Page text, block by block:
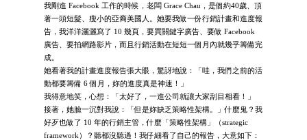
我剛進 Facebook 工作的時候，老闆 Grace Chau，是個約40歲、頂
著一頭短髮、瘦小的亞裔美國人。她要我做一份行銷計畫和進度報
告，我洋洋灑灑寫了 10 幾頁，要買關鍵字廣告、要做 Facebook
廣告、要拍網路影片，而且行銷活動在短短一個月內就幾乎籌備完
成。
她看著我的計畫進度報告張大眼，驚訝地說：「哇，我們之前的活
動都要籌備 6 個月，妳的進度真是神速！」
我得意地笑，心想：「太好了，一進公司就讓大家刮目相看！」
接著，她臉一沉對我說：「但是妳缺乏策略性架構。」什麼鬼？我
好歹也做了 10 年的行銷主管，什麼「策略性架構」（strategic
framework）？聽都沒聽過！我仔細看了自己的報告，大意如下：